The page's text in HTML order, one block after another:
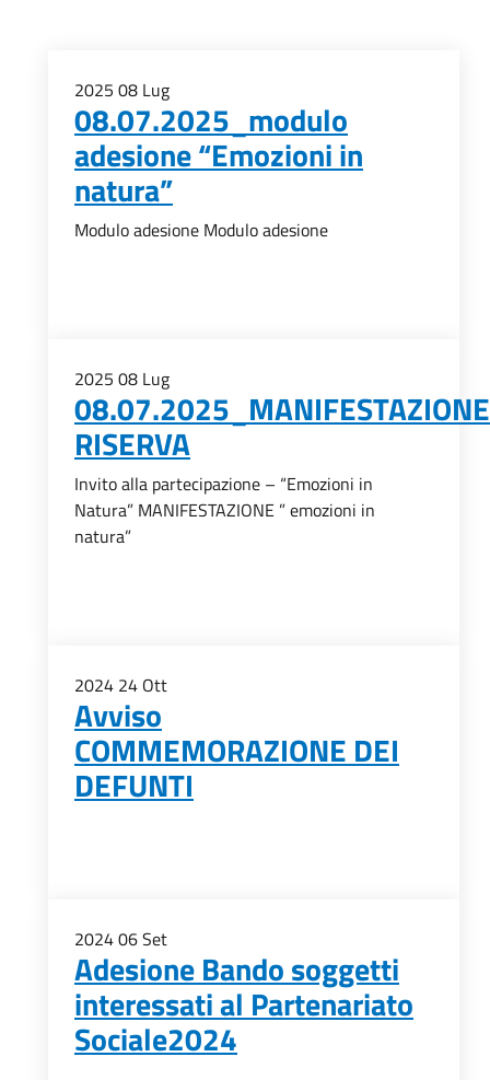
2025 08 Lug
08.07.2025_modulo
adesione “Emozioni in
natura”
Modulo adesione Modulo adesione
2025 08 Lug
08.07.2025_MANIFESTAZIONE
RISERVA
Invito alla partecipazione – “Emozioni in
Natura” MANIFESTAZIONE ” emozioni in
natura”
2024 24 Ott
Avviso
COMMEMORAZIONE DEI
DEFUNTI
202406Set
Adesione Bando soggetti
interessati al Partenariato
Sociale2024